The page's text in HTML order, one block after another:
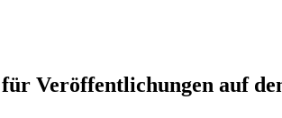
Veröffentlichungen auf